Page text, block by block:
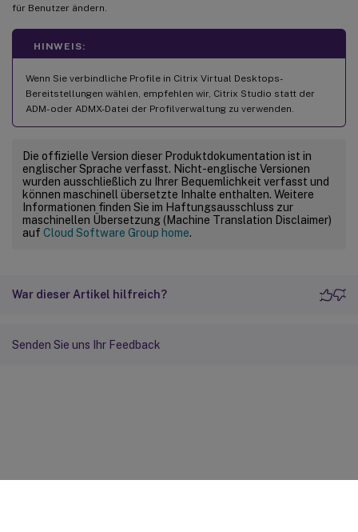
für Benutzer ändern.
HINWEIS:
Wenn Sie verbindliche Profile in Citrix Virtual Desktops-
Bereitstellungen wählen, empfehlen wir, Citrix Studio statt der
ADM- oder ADMX-Datei der Profilverwaltung zu verwenden.
Die offizielle Version dieser Produktdokumentation ist in
englischer Sprache verfasst. Nicht-englische Versionen
wurden ausschließlich zu Ihrer Bequemlichkeit verfasst und
können maschinell übersetzte Inhalte enthalten. Weitere
Informationen finden Sie im Haftungsausschluss zur
maschinellen Übersetzung (Machine Translation Disclaimer)
auf Cloud Software Group home.
War dieser Artikel hilfreich?
Senden Sie uns Ihr Feedback